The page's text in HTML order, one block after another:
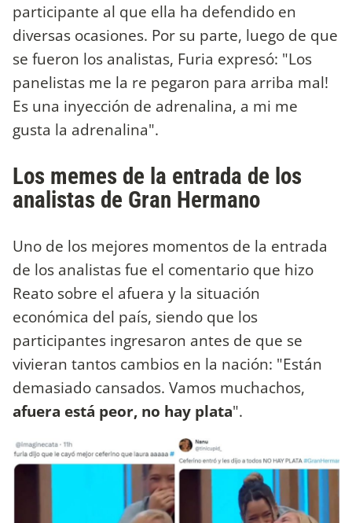
participante al que ella ha defendido en
diversas ocasiones. Por su parte, luego de que
se fueron los analistas, Furia expresó: "Los
panelistas me la re pegaron para arriba mal!
Es una inyección de adrenalina, a mi me
gusta la adrenalina".
Los memes de la entrada de los
analistas de Gran Hermano
Uno de los mejores momentos de la entrada
de los analistas fue el comentario que hizo
Reato sobre el afuera y la situación
económica del país, siendo que los
participantes ingresaron antes de que se
vivieran tantos cambios en la nación: "Están
demasiado cansados. Vamos muchachos,
afuera está peor, no hay plata".